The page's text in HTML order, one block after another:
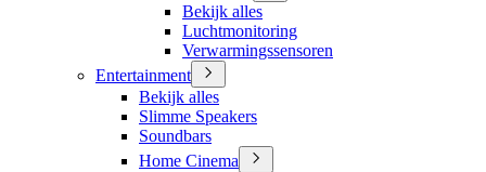
Bekijk alles
Luchtmonitoring
Verwarmingssensoren
Entertainment
Bekijk alles
Slimme Speakers
Soundbars
Home Cinema